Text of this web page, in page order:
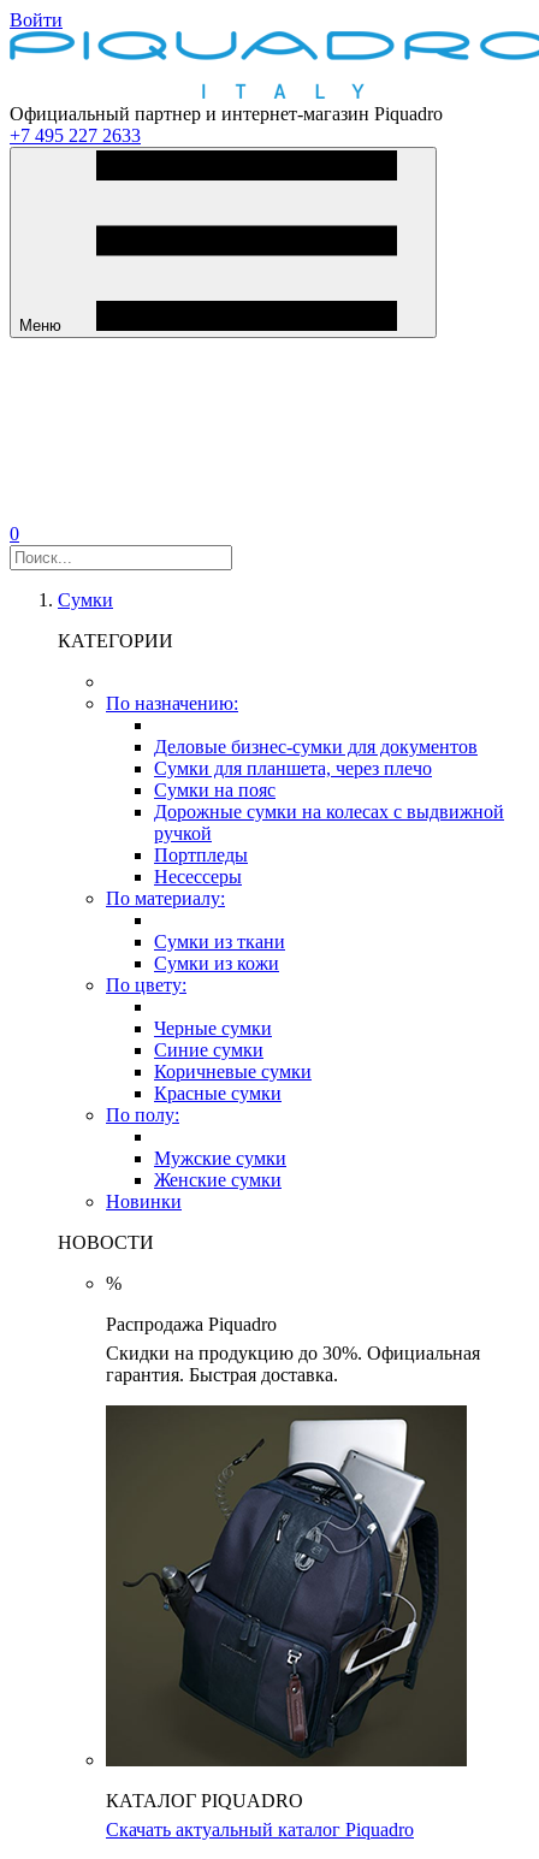
Войти
Официальный партнер и интернет-магазин Piquadro
+7 495 227 2633
Меню
0
Сумки
КАТЕГОРИИ
По назначению:
Деловые бизнес-сумки для документов
Сумки для планшета, через плечо
Сумки на пояс
Дорожные сумки на колесах с выдвижной
ручкой
Портпледы
Несессеры
По материалу:
Сумки из ткани
Сумки из кожи
По цвету:
Черные сумки
Синие сумки
Коричневые сумки
Красные сумки
По полу:
Мужские сумки
Женские сумки
Новинки
НОВОСТИ
%
Распродажа Piquadro
Скидки на продукцию до 30%. Официальная
гарантия. Быстрая доставка.
КАТАЛОГ PIQUADRO
Скачать актуальный каталог Piquadro